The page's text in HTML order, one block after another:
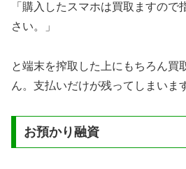
「購入したスマホは買取ますの
さい。」
と端末を搾取した上にもちろん買
ん。支払いだけが残ってしまいま
お預かり融資